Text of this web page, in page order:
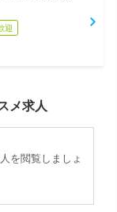
迎
メ求人
を閲覧しましょ